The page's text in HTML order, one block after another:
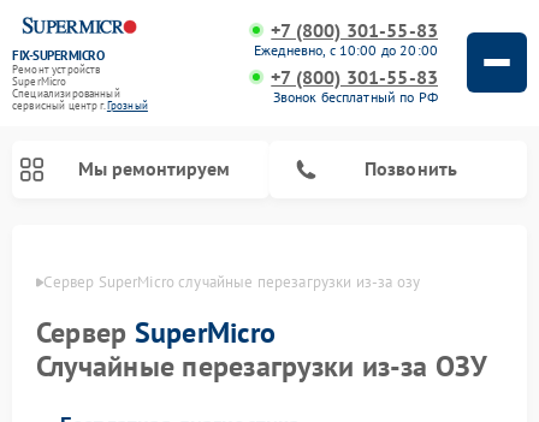
FIX-SUPERMICRO
Ремонт устройств
SuperMicro
Специализированный
cервисный центр г.Грозный
+7 (800) 301-55-83
Ежедневно, с 10:00 до 20:00
+7 (800) 301-55-83
Звонок бесплатный по РФ
Мы ремонтируем Позвонить
Сервер SuperMicro случайные перезагрузки из-за озу
Сервер SuperMicro
Случайные перезагрузки из-за ОЗУ